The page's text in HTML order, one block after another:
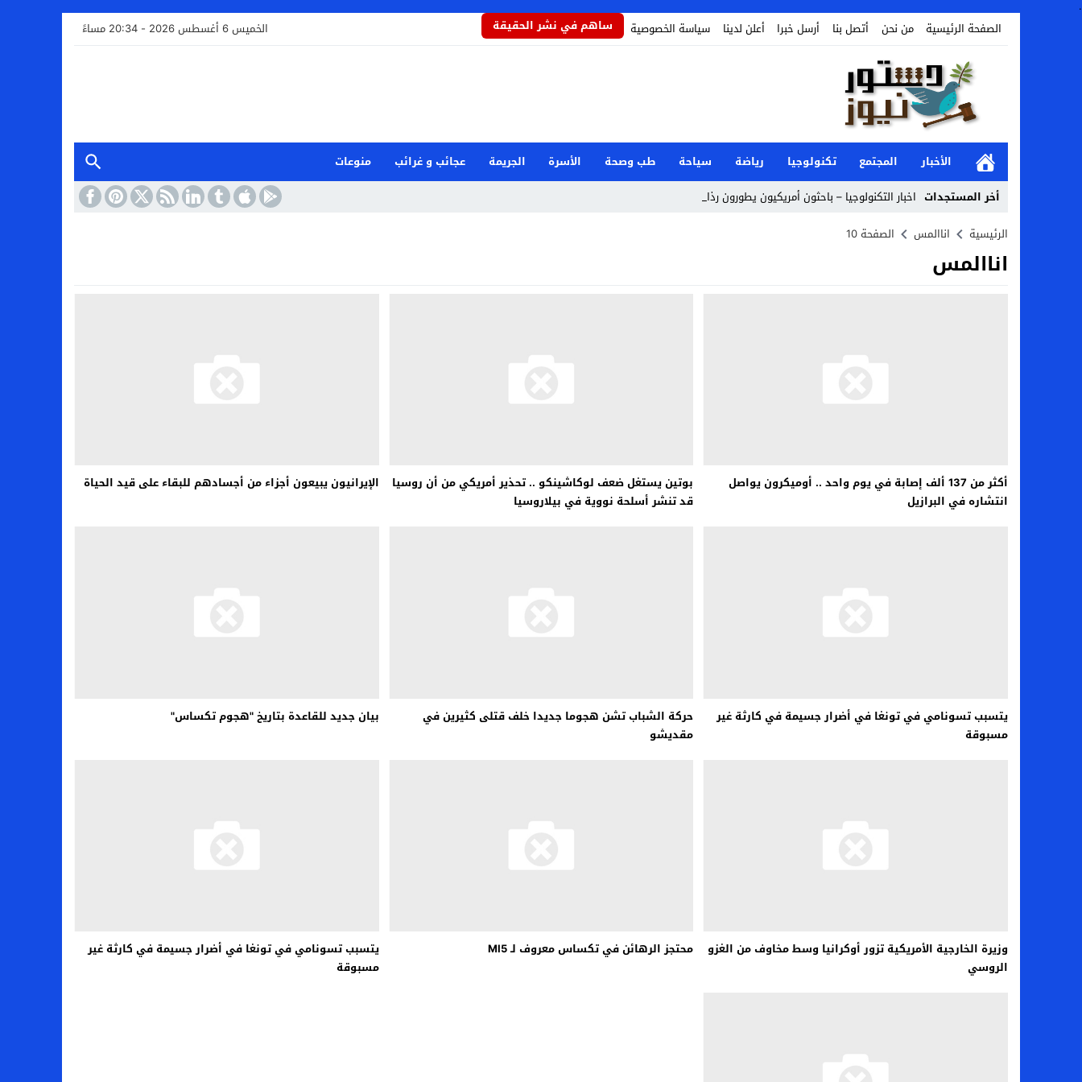
.
الصفحة الرئيسية
من نحن أتصل بنا أرسل خبرا أعلن لدينا سياسة الخصوصية ساهم في نشر الحقيقة الخميس 6 أغسطس 2026 - 20:34 مساءً
الأخبار المجتمع تكنولوجيا رياضة سياحة طب وصحة الأسرة الجريمة عجائب و غرائب
منوعات
أخر المستجدات اخبار التكنولوجيا – باحثون أمريكيون يطورون رذاذاً _
Stop
الرئيسية اناالمس الصفحة 10
اناالمس
أكثر من 137 ألف إصابة في يوم واحد .. أوميكرون يواصل
انتشاره في البرازيل
بوتين يستغل ضعف لوكاشينكو .. تحذير أمريكي من أن روسيا
قد تنشر أسلحة نووية في بيلاروسيا
الإيرانيون يبيعون أجزاء من أجسادهم للبقاء على قيد الحياة
يتسبب تسونامي في تونغا في أضرار جسيمة في كارثة غير
مسبوقة
حركة الشباب تشن هجوما جديدا خلف قتلى كثيرين في
مقديشو
بيان جديد للقاعدة بتاريخ "هجوم تكساس"
وزيرة الخارجية الأمريكية تزور أوكرانيا وسط مخاوف من الغزو
الروسي
محتجز الرهائن في تكساس معروف لـ MI5
يتسبب تسونامي في تونغا في أضرار جسيمة في كارثة غير
مسبوقة